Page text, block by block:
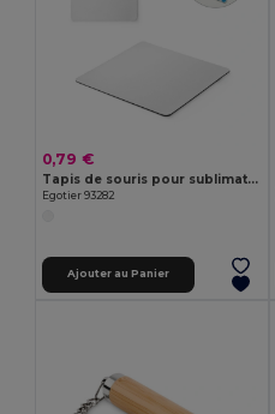
0,79 €
Tapis de souris pour sublimation
Egotier 93282
Ajouter au Panier